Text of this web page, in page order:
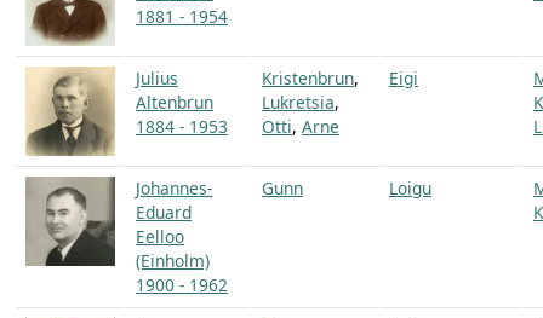
1881 - 1954
Julius
Altenbrun
1884 - 1953
Kristenbrun,
Lukretsia,
Otti, Arne
Eigi
Johannes-
Eduard
Eelloo
(Einholm)
1900 - 1962
Gunn Loigu